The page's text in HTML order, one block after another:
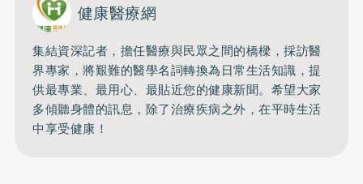
健康醫療網
集結資深記者，擔任醫療與民眾之間的橋樑，採訪醫
界專家，將艱難的醫學名詞轉換為日常生活知識，提
供最專業、最用心、最貼近您的健康新聞。希望大家
多傾聽身體的訊息，除了治療疾病之外，在平時生活
中享受健康！